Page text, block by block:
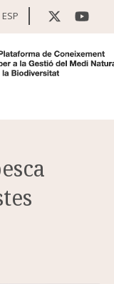
ESP